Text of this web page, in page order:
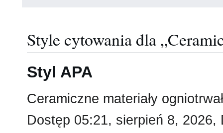
Style cytowania dla
Styl APA
Ceramiczne materiały
Dostęp 05:21, sierpień 8,